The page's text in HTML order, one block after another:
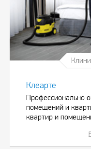
Клеарте
Профессионально
помещений и
квартир и